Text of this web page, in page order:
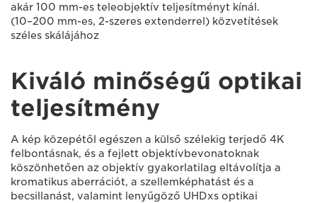
akár 100 mm-es teleobjektív teljesítményt kínál.
(10–200 mm-es, 2-szeres extenderrel) közvetítések
széles skálájához
Kiváló minőségű optikai
teljesítmény
A kép közepétől egészen a külső szélekig terjedő 4K
felbontásnak, és a fejlett objektívbevonatoknak
köszönhetően az objektív gyakorlatilag eltávolítja a
kromatikus aberrációt, a szellemképhatást és a
becsillanást, valamint lenyűgöző UHDxs optikai